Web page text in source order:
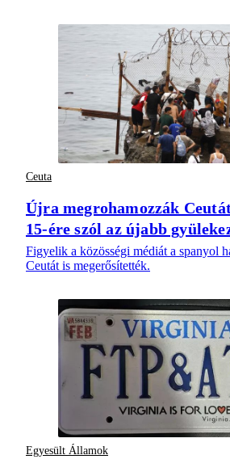
Ceuta
Újra megrohamozzák
15-ére szól az újabb
Figyelik a közösségi médiát a spanyol
Ceutát is megerősítették.
Egyesült Államok